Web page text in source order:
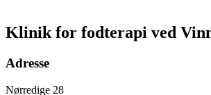
Klinik for fodterapi ved
Adresse
Nørredige 28